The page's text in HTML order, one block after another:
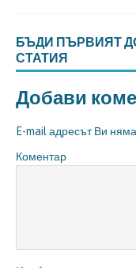
БЪДИ ПЪРВИЯТ
СТАТИЯ
Добави
E-mail адресът Ви
Коментар